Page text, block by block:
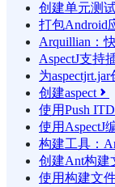
创建单元测
打包Android
Arquillian：
AspectJ支持
为
创建aspect 
使用Push
使用AspectJ
构建工具：
创建Ant构建
使用构建文